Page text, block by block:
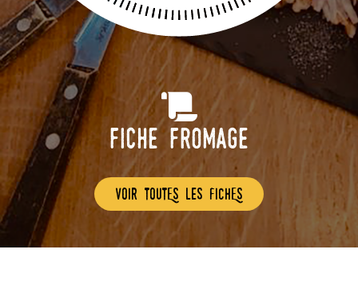
Fiche Fromage
voir toutEs les fichEs